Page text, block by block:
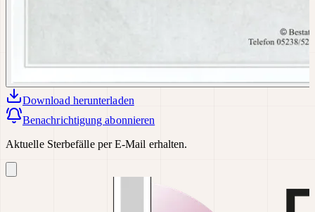
Download herunterladen
Benachrichtigung abonnieren
Aktuelle Sterbefälle per E-Mail erhalten.